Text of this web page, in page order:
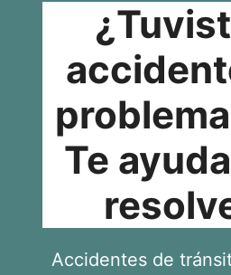
Te
Accidentes de